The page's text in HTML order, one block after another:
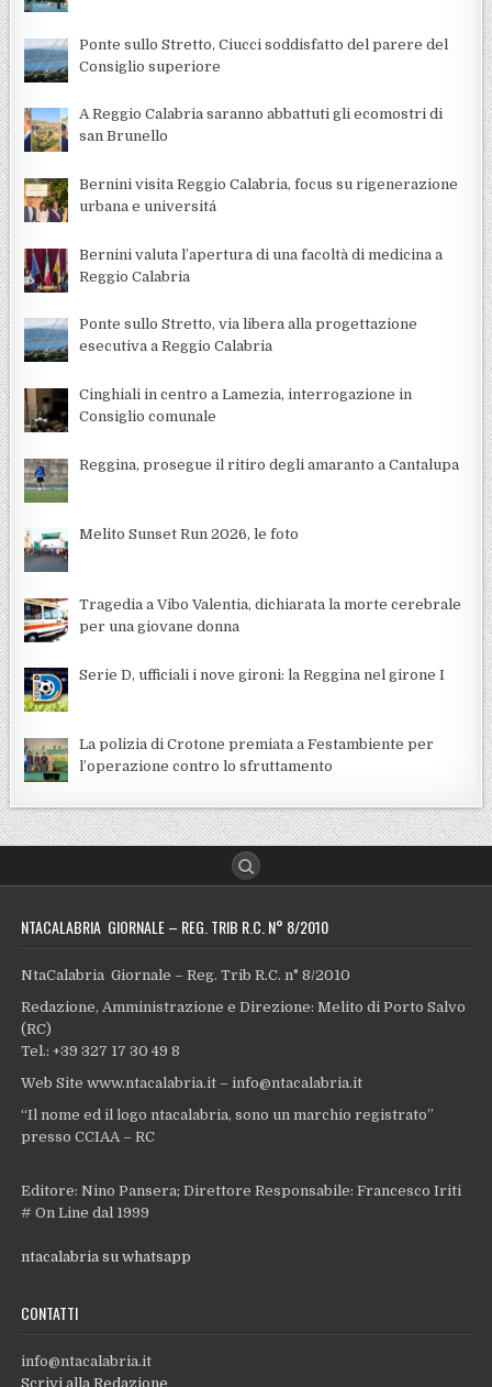
Ponte sullo Stretto, Ciucci soddisfatto del parere del
Consiglio superiore
A Reggio Calabria saranno abbattuti gli ecomostri di
san Brunello
Bernini visita Reggio Calabria, focus su rigenerazione
urbana e universitá
Bernini valuta l’apertura di una facoltà di medicina a
Reggio Calabria
Ponte sullo Stretto, via libera alla progettazione
esecutiva a Reggio Calabria
Cinghiali in centro a Lamezia, interrogazione in
Consiglio comunale
Reggina, prosegue il ritiro degli amaranto a Cantalupa
Melito Sunset Run 2026, le foto
Tragedia a Vibo Valentia, dichiarata la morte cerebrale
per una giovane donna
Serie D, ufficiali i nove gironi: la Reggina nel girone I
La polizia di Crotone premiata a Festambiente per
l’operazione contro lo sfruttamento
NTACALABRIA GIORNALE – REG. TRIB R.C. N° 8/2010
NtaCalabria Giornale – Reg. Trib R.C. n° 8/2010
Redazione, Amministrazione e Direzione: Melito di Porto Salvo
(RC)
Tel.: +39 327 17 30 49 8
Web Site www.ntacalabria.it – info@ntacalabria.it
“Il nome ed il logo ntacalabria, sono un marchio registrato”
presso CCIAA – RC
Editore: Nino Pansera; Direttore Responsabile: Francesco Iriti
# On Line dal 1999
ntacalabria su whatsapp
CONTATTI
info@ntacalabria.it
Scrivi alla Redazione